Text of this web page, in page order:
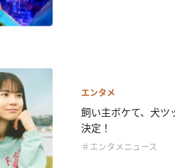
エンタメ
飼い主ボケて、犬ツ
決定！
＃エンタメニュース